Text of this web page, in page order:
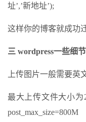
址’,’新地址’);
这样你的博客就成功
三 wordpress一些细节
上传图片一般需要英
最大上传文件大小为